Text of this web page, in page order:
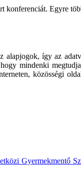
konferenciát. Egyre
így az
mindenki
közösségi
Gyermekmentő